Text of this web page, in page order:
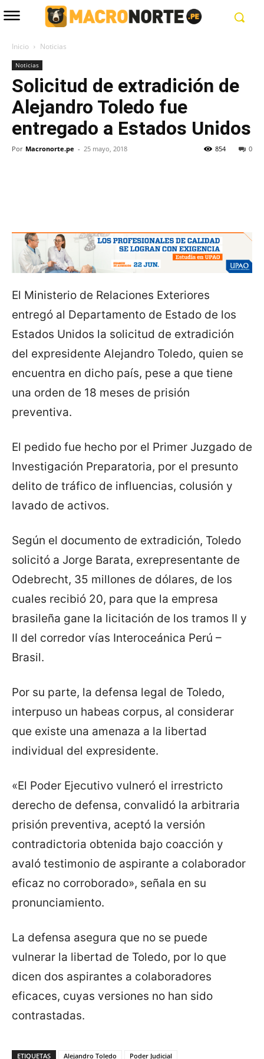
Inicio Noticias
Noticias
Solicitud de extradición de
Alejandro Toledo fue
entregado a Estados Unidos
Por Macronorte.pe - 25 mayo, 2018 0
854
El Ministerio de Relaciones Exteriores
entregó al Departamento de Estado de los
Estados Unidos la solicitud de extradición
del expresidente Alejandro Toledo, quien se
encuentra en dicho país, pese a que tiene
una orden de 18 meses de prisión
preventiva.
El pedido fue hecho por el Primer Juzgado de
Investigación Preparatoria, por el presunto
delito de tráfico de influencias, colusión y
lavado de activos.
Según el documento de extradición, Toledo
solicitó a Jorge Barata, exrepresentante de
Odebrecht, 35 millones de dólares, de los
cuales recibió 20, para que la empresa
brasileña gane la licitación de los tramos II y
II del corredor vías Interoceánica Perú –
Brasil.
Por su parte, la defensa legal de Toledo,
interpuso un habeas corpus, al considerar
que existe una amenaza a la libertad
individual del expresidente.
«El Poder Ejecutivo vulneró el irrestricto
derecho de defensa, convalidó la arbitraria
prisión preventiva, aceptó la versión
contradictoria obtenida bajo coacción y
avaló testimonio de aspirante a colaborador
eficaz no corroborado», señala en su
pronunciamiento.
La defensa asegura que no se puede
vulnerar la libertad de Toledo, por lo que
dicen dos aspirantes a colaboradores
eficaces, cuyas versiones no han sido
contrastadas.
ETIQUETAS Alejandro Toledo Poder Judicial